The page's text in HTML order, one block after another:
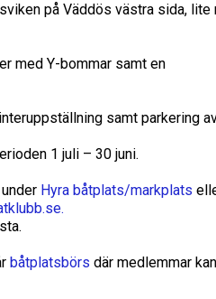
på Väddös västra sida, lite
med Y-bommar samt en
samt parkering
1 juli – 30 juni.
Hyra båtplats/markplats
.
båtplatsbörs där medlemmar